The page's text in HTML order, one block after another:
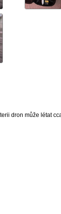
dron může létat